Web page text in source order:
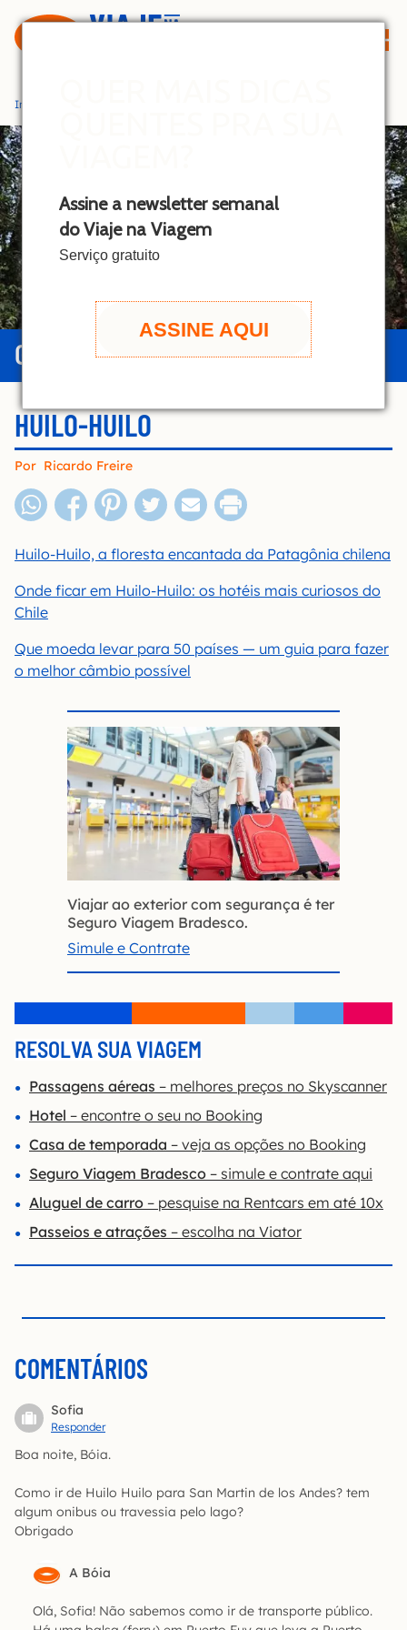
Assine a newsletter semanal
do Viaje na Viagem
Serviço gratuito
ASSINE AQUI
c
o
n
t
e
n
t
Início
GUIA DE HUILO-HUILO
HUILO-HUILO
Por Ricardo Freire
Huilo-Huilo, a floresta encantada da Patagônia chilena
Onde ficar em Huilo-Huilo: os hotéis mais curiosos do
Chile
Que moeda levar para 50 países — um guia para fazer
o melhor câmbio possível
Viajar ao exterior com segurança é ter
Seguro Viagem Bradesco.
Simule e Contrate
RESOLVA SUA VIAGEM
Passagens aéreas – melhores preços no Skyscanner
Hotel – encontre o seu no Booking
Casa de temporada – veja as opções no Booking
Seguro Viagem Bradesco – simule e contrate aqui
Aluguel de carro – pesquise na Rentcars em até 10x
Passeios e atrações – escolha na Viator
COMENTÁRIOS
Sofia
Responder
Boa noite, Bóia.
Como ir de Huilo Huilo para San Martin de los Andes? tem
algum onibus ou travessia pelo lago?
Obrigado
A Bóia
Olá, Sofia! Não sabemos como ir de transporte público.